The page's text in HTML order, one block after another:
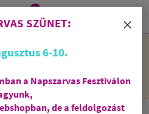
augusztus 6-10 - rendelni lehet
őket.
0
×
SZÜNET:
6-10.
a Napszarvas Fesztiválon
de a feldolgozást